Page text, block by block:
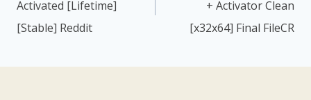
Activated [Lifetime]
[Stable] Reddit
+ Activator Clean
[x32x64] Final FileCR